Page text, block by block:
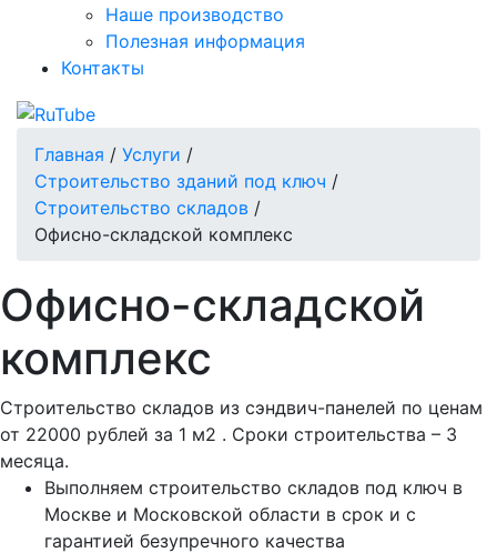
Наше производство
Полезная информация
Контакты
Главная / Услуги /
Строительство зданий под ключ /
Строительство складов /
Офисно-складской комплекс
Офисно-складской
комплекс
Строительство складов из сэндвич-панелей по ценам
от 22000 рублей за 1 м2 . Сроки строительства – 3
месяца.
Выполняем строительство складов под ключ в
Москве и Московской области в срок и с
гарантией безупречного качества